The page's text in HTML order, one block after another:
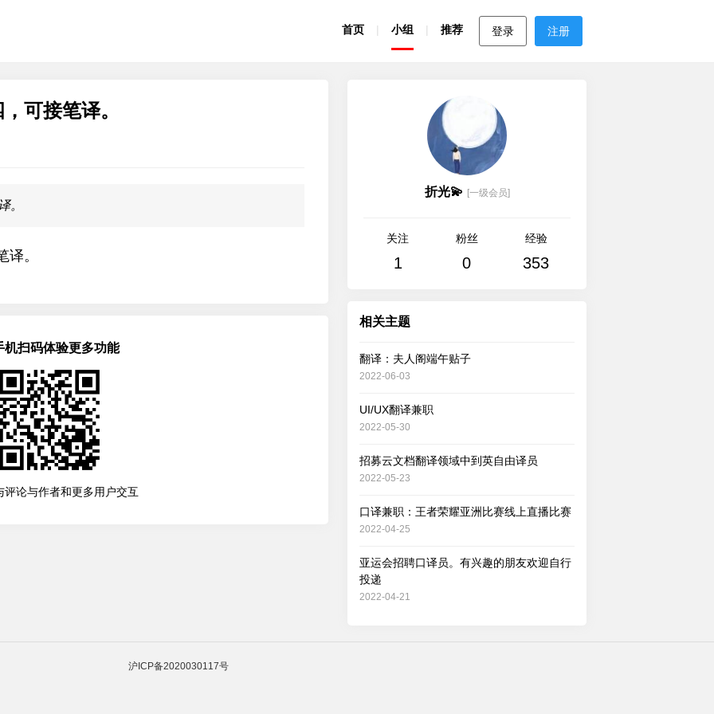
登录 注册
首页 小组 推荐
可接笔译。
。
。
机扫码体验更多功能
评论与作者和更多用户交互
折光💫 [一级会员]
关注
1
粉丝
0
经验
353
相关主题
翻译：夫人阁端午贴子
2022-06-03
UI/UX翻译兼职
2022-05-30
招募云文档翻译领域中到英自由译员
2022-05-23
口译兼职：王者荣耀亚洲比赛线上直播比赛
2022-04-25
亚运会招聘口译员。有兴趣的朋友欢迎自行
投递
2022-04-21
沪ICP备2020030117号